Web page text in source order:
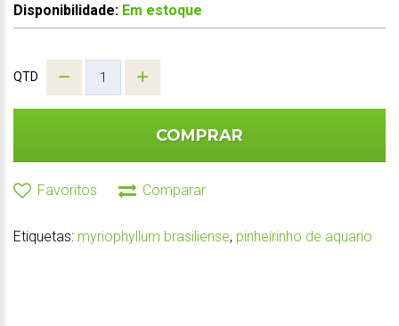
Disponibilidade: Em estoque
QTD
COMPRAR
Favoritos Comparar
Etiquetas: myriophyllum brasiliense, pinheirinho de aquario